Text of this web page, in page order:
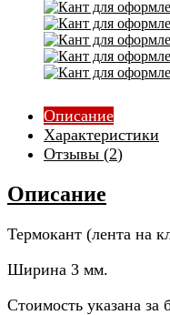
Описание
Характеристики
Отзывы (2)
Описание
Термокант (лента на
Ширина 3 мм.
Стоимость указана за